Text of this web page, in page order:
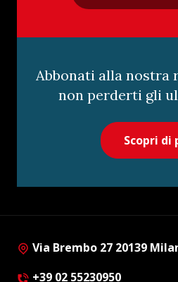
Abbonati alla nostra
non perderti gli
Scopri di
Via Brembo 27 20139
+39 02 55230950